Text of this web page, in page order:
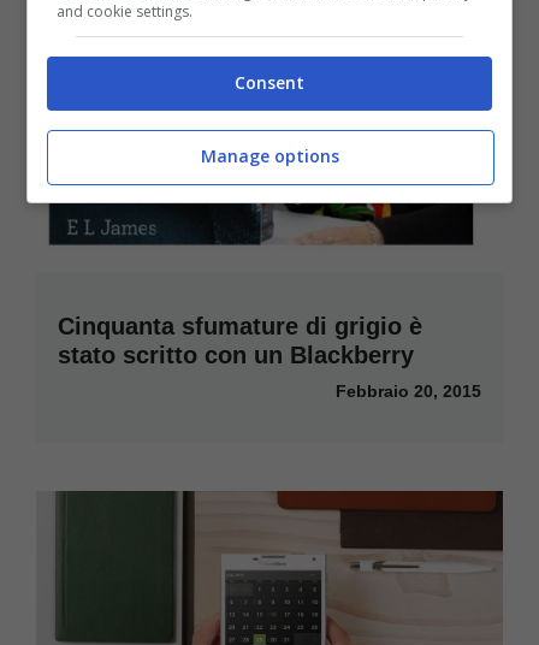
Cinquanta sfumature di grigio è
stato scritto con un Blackberry
Febbraio 20, 2015
and cookie settings.
Consent
Manage options